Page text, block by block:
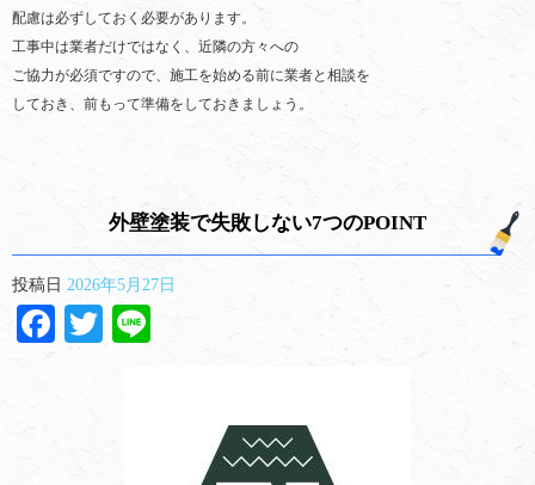
配慮は必ずしておく必要があります。
工事中は業者だけではなく、近隣の方々への
ご協力が必須ですので、施工を始める前に業者と相談を
しておき、前もって準備をしておきましょう。
外壁塗装で失敗しない7つのPOINT
投稿日 2026年5月27日
Facebook
Twitter